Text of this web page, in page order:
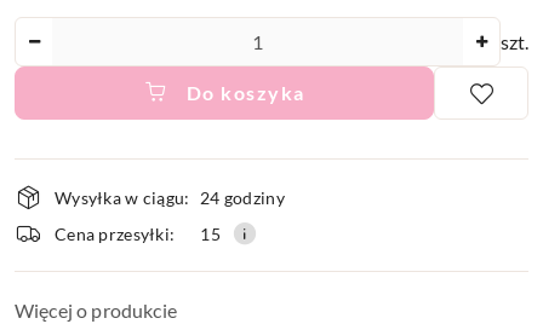
szt.
Do koszyka
i
dostawa
Wysyłka w ciągu:
24 godziny
Cena przesyłki:
15
Więcej o produkcie